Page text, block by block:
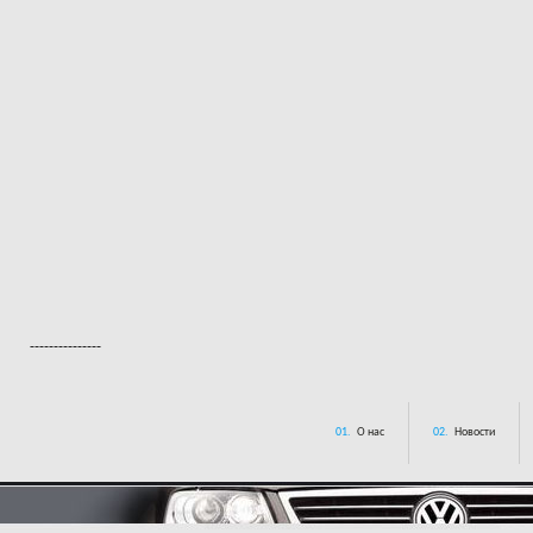
---------------
01. О нас 02. Новости